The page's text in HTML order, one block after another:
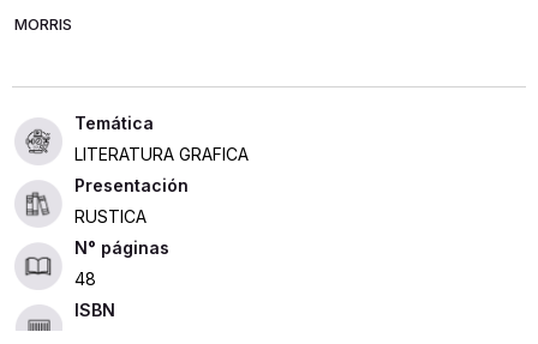
MORRIS
LITERATURA GRAFICA
Presentación
RUSTICA
48
ISBN